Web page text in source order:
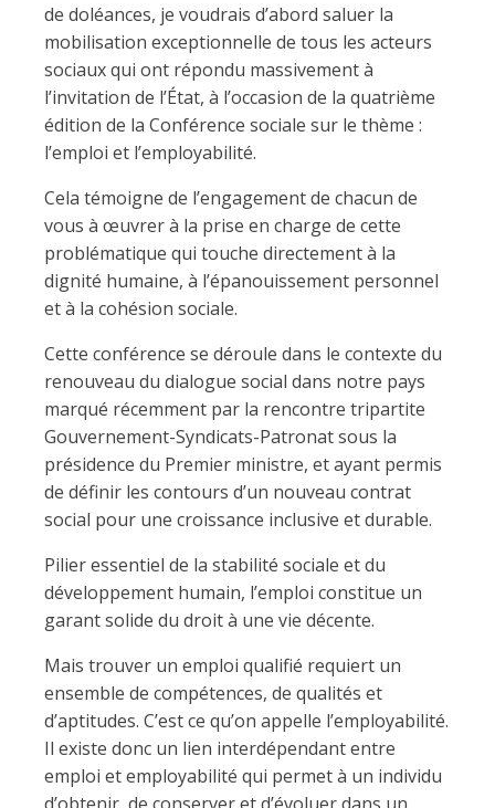
de doléances, je voudrais d’abord saluer la
mobilisation exceptionnelle de tous les acteurs
sociaux qui ont répondu massivement à
l’invitation de l’État, à l’occasion de la quatrième
édition de la Conférence sociale sur le thème :
l’emploi et l’employabilité.
Cela témoigne de l’engagement de chacun de
vous à œuvrer à la prise en charge de cette
problématique qui touche directement à la
dignité humaine, à l’épanouissement personnel
et à la cohésion sociale.
Cette conférence se déroule dans le contexte du
renouveau du dialogue social dans notre pays
marqué récemment par la rencontre tripartite
Gouvernement-Syndicats-Patronat sous la
présidence du Premier ministre, et ayant permis
de définir les contours d’un nouveau contrat
social pour une croissance inclusive et durable.
Pilier essentiel de la stabilité sociale et du
développement humain, l’emploi constitue un
garant solide du droit à une vie décente.
Mais trouver un emploi qualifié requiert un
ensemble de compétences, de qualités et
d’aptitudes. C’est ce qu’on appelle l’employabilité.
Il existe donc un lien interdépendant entre
emploi et employabilité qui permet à un individu